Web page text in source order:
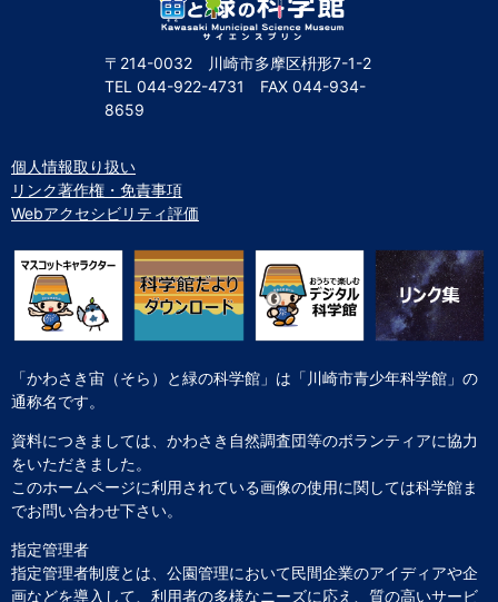
〒214-0032 川崎市多摩区枡形7-1-2
TEL 044-922-4731 FAX 044-934-
8659
個人情報取り扱い
リンク著作権・免責事項
Webアクセシビリティ評価
「かわさき宙（そら）と緑の科学館」は「川崎市青少年科学館」の
通称名です。
資料につきましては、かわさき自然調査団等のボランティアに協力
をいただきました。
このホームページに利用されている画像の使用に関しては科学館ま
でお問い合わせ下さい。
指定管理者
指定管理者制度とは、公園管理において民間企業のアイディアや企
画などを導入して、利用者の多様なニーズに応え、質の高いサービ